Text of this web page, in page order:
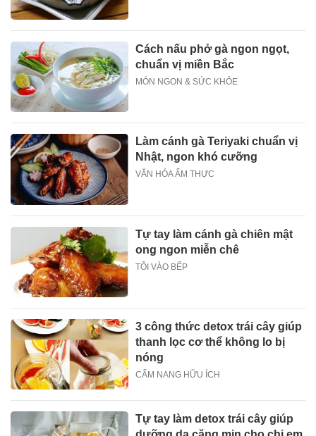
Cách nấu phở gà ngon ngọt,
chuẩn vị miền Bắc
MÓN NGON & SỨC KHỎE
Làm cánh gà Teriyaki chuẩn vị
Nhật, ngon khó cưỡng
VĂN HÓA ẨM THỰC
Tự tay làm cánh gà chiên mật
ong ngon miễn chê
TÔI VÀO BẾP
3 công thức detox trái cây giúp
thanh lọc cơ thể không lo bị
nóng
CẨM NANG HỮU ÍCH
Tự tay làm detox trái cây giúp